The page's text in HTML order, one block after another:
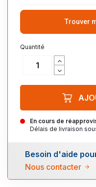
Trouver
Quantité
En cours de
Délais de livraison
Besoin d'aide
Nous contacter